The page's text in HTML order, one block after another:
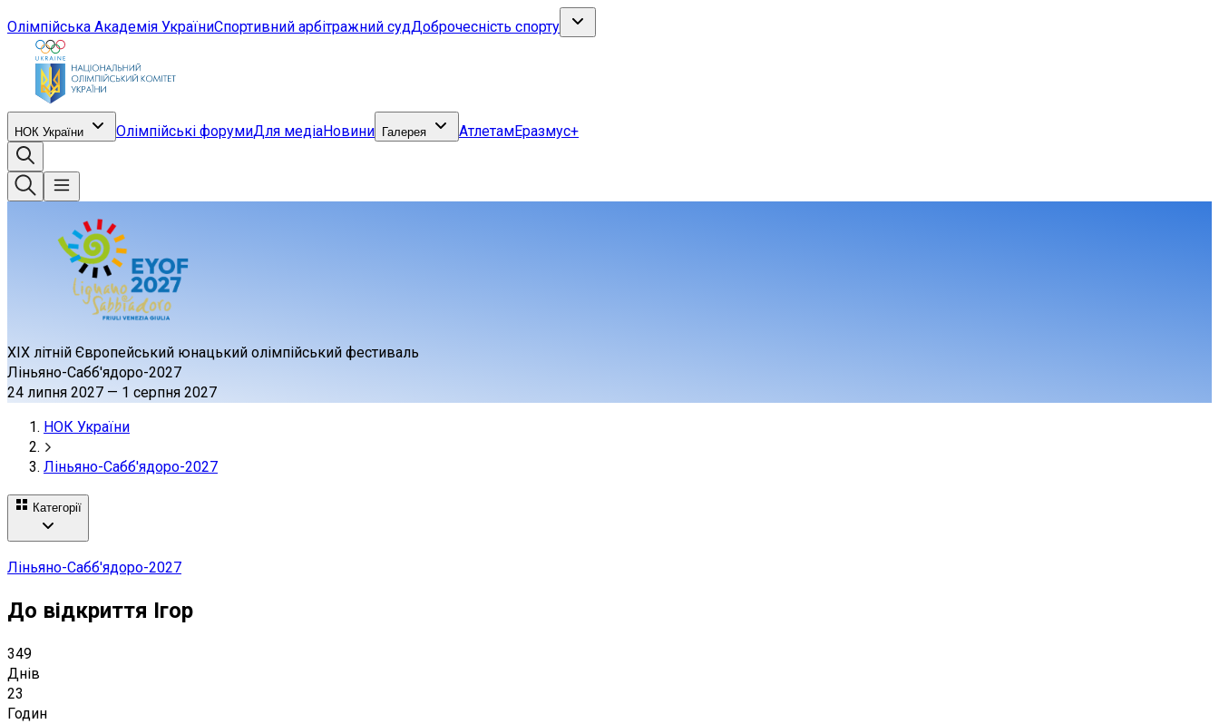
Олімпійська Академія УкраїниСпортивний арбітражний судДоброчесність спорту
НОК України Олімпійські форумиДля медіаНовини Галерея АтлетамЕразмус+
XIX літній Європейський юнацький олімпійський фестиваль
Ліньяно-Сабб'ядоро-2027
24 липня 2027 — 1 серпня 2027
НОК України
Ліньяно-Сабб'ядоро-2027
Категорії
Ліньяно-Сабб'ядоро-2027
До відкриття Ігор
349
Днів
23
Годин